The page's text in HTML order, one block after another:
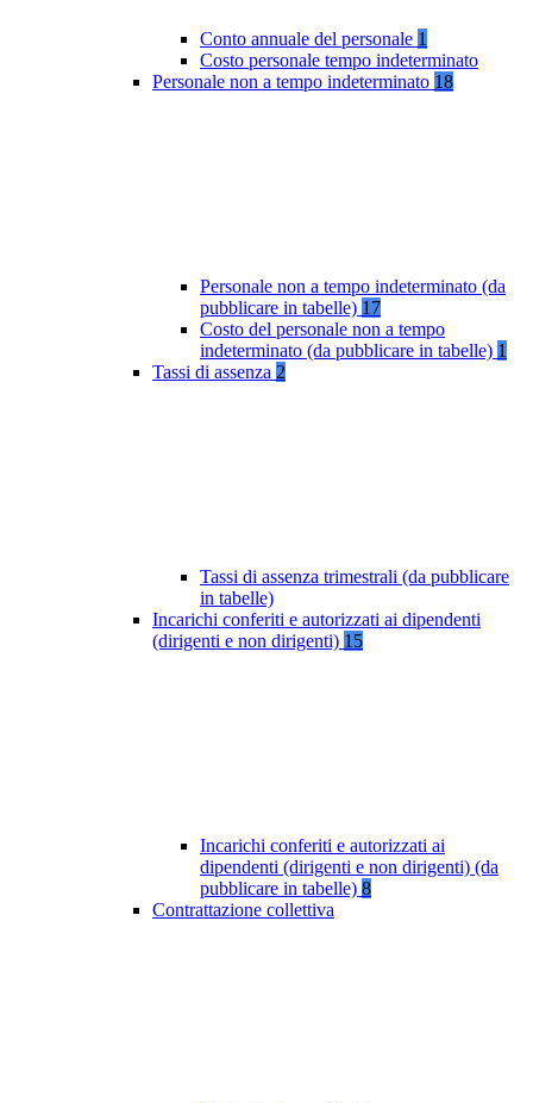
Conto annuale del personale 1
Costo personale tempo indeterminato
Personale non a tempo indeterminato 18
Personale non a tempo indeterminato (da
pubblicare in tabelle) 17
Costo del personale non a tempo
indeterminato (da pubblicare in tabelle) 1
Tassi di assenza 2
Tassi di assenza trimestrali (da pubblicare
in tabelle)
Incarichi conferiti e autorizzati ai dipendenti
(dirigenti e non dirigenti) 15
Incarichi conferiti e autorizzati ai
dipendenti (dirigenti e non dirigenti) (da
pubblicare in tabelle) 8
Contrattazione collettiva